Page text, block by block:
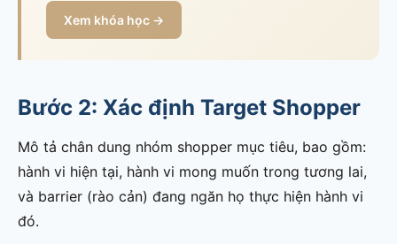
Xem khóa học →
Bước 2: Xác định Target Shopper
Mô tả chân dung nhóm shopper mục tiêu, bao gồm:
hành vi hiện tại, hành vi mong muốn trong tương lai,
và barrier (rào cản) đang ngăn họ thực hiện hành vi
đó.